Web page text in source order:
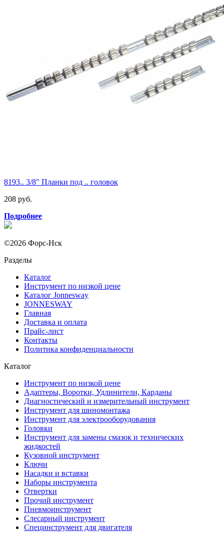
8193.. 3/8" Планки под .. головок
208 руб.
Подробнее
©2026 Форс-Нск
Разделы
Каталог
Инструмент по низкой цене
Каталог Jonnesway
JONNESWAY
Главная
Доставка и оплата
Прайс-лист
Контакты
Политика конфиденциальности
Каталог
Инструмент по низкой цене
Адаптеры, Воротки, Удлинители, Карданы
Диагностический и измерительный инструмент
Инструмент для шиномонтажа
Инструмент для электрооборудования
Головки
Инструмент для замены смазок и технических
жидкостей
Кузовной инструмент
Ключи
Насадки и вставки
Наборы инструмента
Отвертки
Прочий инструмент
Пневмоинструмент
Слесарный инструмент
Специнструмент для двигателя